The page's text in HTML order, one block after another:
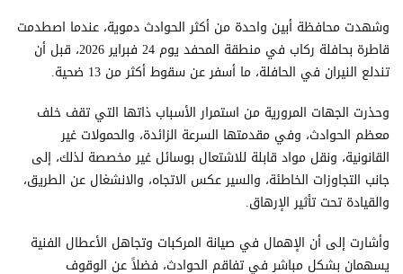
وشهدت محافظة أبين واحدة من أكثر الحوادث دموية، عندما اصطدمت
قاطرة بحافلة ركاب في منطقة المحفد يوم 24 فبراير 2026، قبل أن
تندلع النيران في الحافلة، ما أسفر عن سقوط أكثر من 13 ضحية.
وحذرت الجهات المرورية من استمرار الأسباب ذاتها التي تقف خلف
معظم الحوادث، وفي مقدمتها السرعة الزائدة، والحمولات غير
القانونية، ونقل مواد قابلة للاشتعال بوسائل غير مخصصة لذلك، إلى
جانب التجاوزات الخاطئة، والسير عكس الاتجاه، والانشغال عن الطريق،
والقيادة تحت تأثير الإرهاق.
وأشارت إلى أن الإهمال في صيانة المركبات وتجاهل الأعطال الفنية
يسهمان بشكل مباشر في تفاقم الحوادث، فضلاً عن الوقوف